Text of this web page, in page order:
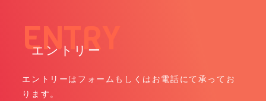
エントリー
エントリーはフォームもしくはお電話にて承ってお
ります。